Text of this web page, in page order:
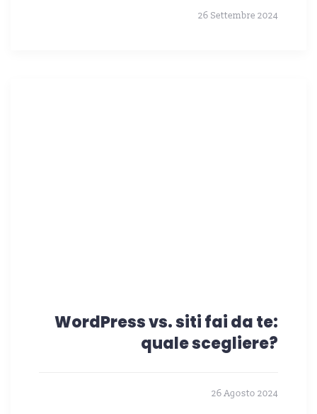
26 Settembre 2024
WordPress vs. siti fai da te:
quale scegliere?
26 Agosto 2024